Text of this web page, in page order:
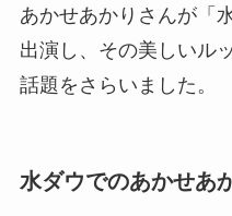
あかせあかりさんが「
出演し、その美しいル
話題をさらいました。
水ダウでのあかせあ